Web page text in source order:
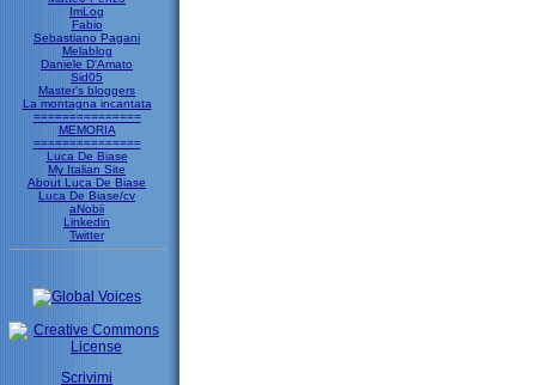
ImLog
Fabio
Sebastiano Pagani
Melablog
Daniele D'Amato
Sid05
Master's bloggers
La montagna incantata
===============
MEMORIA
===============
Luca De Biase
My Italian Site
About Luca De Biase
Luca De Biase/cv
aNobii
Linkedin
Twitter
Scrivimi